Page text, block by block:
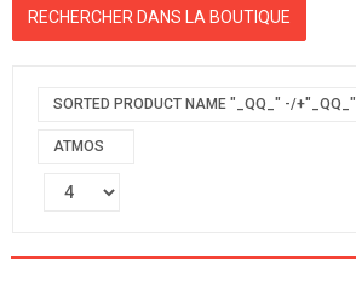
SORTED PRODUCT NAME "_QQ_" -/+"_QQ_"
ATMOS